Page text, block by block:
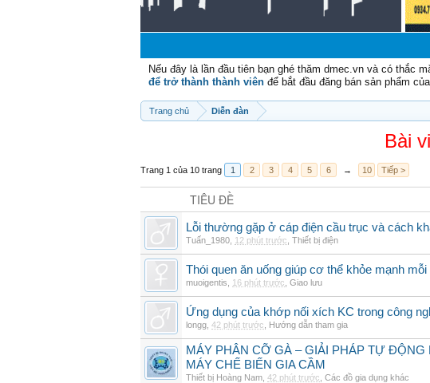
Nếu đây là lần đầu tiên bạn ghé thăm dmec.vn và có thắc
để trở thành thành viên để bắt đầu đăng bán sản phẩm
Trang chủ Diễn đàn
Bài
Trang 1 của 10 trang 1 2 3 4 5 6 → 10 Tiếp >
TIÊU ĐỀ
Lỗi thường gặp ở cáp điện cầu trục và cách
Tuấn_1980 12 phút trước Thiết bị điện
Thói quen ăn uống giúp cơ thể khỏe mạnh mỗi
muoigentis 16 phút trước Giao lưu
Ứng dụng của khớp nối xích KC trong công
longg 42 phút trước Hướng dẫn tham gia
MÁY PHÂN CỠ GÀ – GIẢI PHÁP TỰ ĐỘNG
MÁY CHẾ BIẾN GIA CẦM
Thiết bị Hoàng Nam 42 phút trước Các đồ gia dụng khác